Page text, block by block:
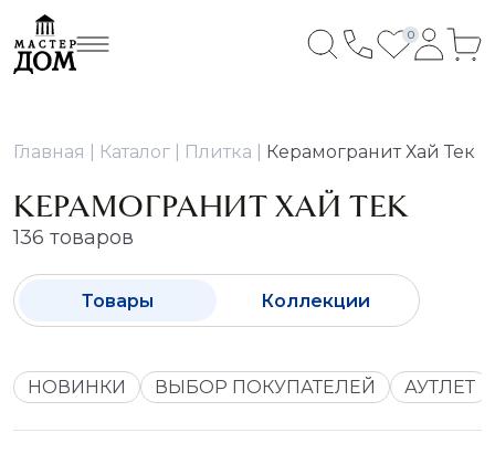
0
Главная Каталог Плитка Керамогранит Хай Тек
КЕРАМОГРАНИТ ХАЙ ТЕК
136 товаров
Товары Коллекции
НОВИНКИ ВЫБОР ПОКУПАТЕЛЕЙ АУТЛЕТ